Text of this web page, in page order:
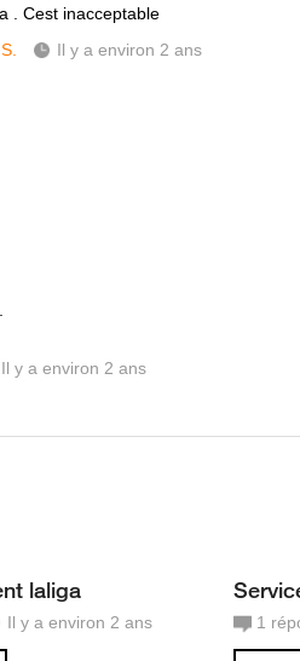
. Cest inacceptable
Il y a environ 2 ans
Il y a environ 2 ans
laliga
Il y a environ 2 ans 1